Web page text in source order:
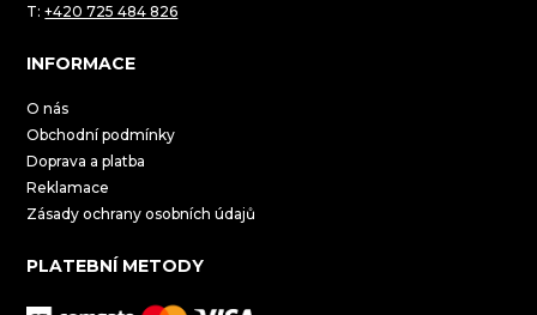
T:+420 725 484 826
INFORMACE
O nás
Obchodní podmínky
Doprava a platba
Reklamace
Zásady ochrany osobních údajů
PLATEBNÍ METODY